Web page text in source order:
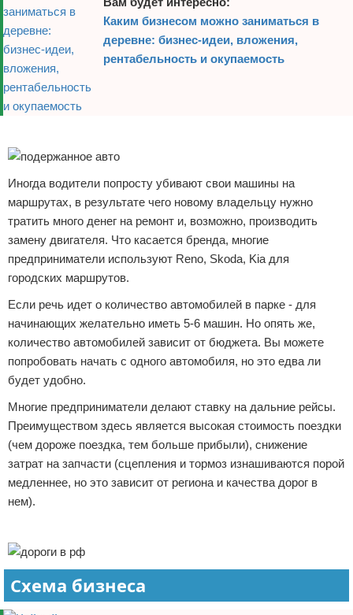
Каким бизнесом можно заниматься в
деревне: бизнес-идеи, вложения,
рентабельность и окупаемость
Иногда водители попросту убивают свои машины на
маршрутах, в результате чего новому владельцу нужно
тратить много денег на ремонт и, возможно, производить
замену двигателя. Что касается бренда, многие
предприниматели используют Reno, Skoda, Kia для
городских маршрутов.
Если речь идет о количество автомобилей в парке - для
начинающих желательно иметь 5-6 машин. Но опять же,
количество автомобилей зависит от бюджета. Вы можете
попробовать начать с одного автомобиля, но это едва ли
будет удобно.
Многие предприниматели делают ставку на дальние рейсы.
Преимуществом здесь является высокая стоимость поездки
(чем дороже поездка, тем больше прибыли), снижение
затрат на запчасти (сцепления и тормоз изнашиваются порой
медленнее, но это зависит от региона и качества дорог в
нем).
Схема бизнеса